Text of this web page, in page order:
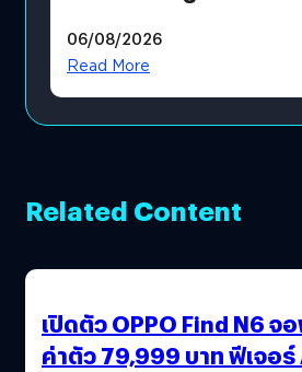
AGI
06/08/2026
Read More
Related Content
เปิดตัว OPPO Find N6 จ
ค่าตัว 79,999 บาท ฟีเจอร์